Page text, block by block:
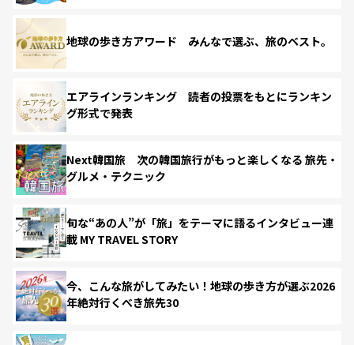
地球の歩き方アワード みんなで選ぶ、旅のベスト。
エアラインランキング 読者の投票をもとにランキン
グ形式で発表
Next韓国旅 次の韓国旅行がもっと楽しくなる 旅先・
グルメ・テクニック
旬な“あの人”が「旅」をテーマに語るインタビュー連
載 MY TRAVEL STORY
今、こんな旅がしてみたい！地球の歩き方が選ぶ2026
年絶対行くべき旅先30